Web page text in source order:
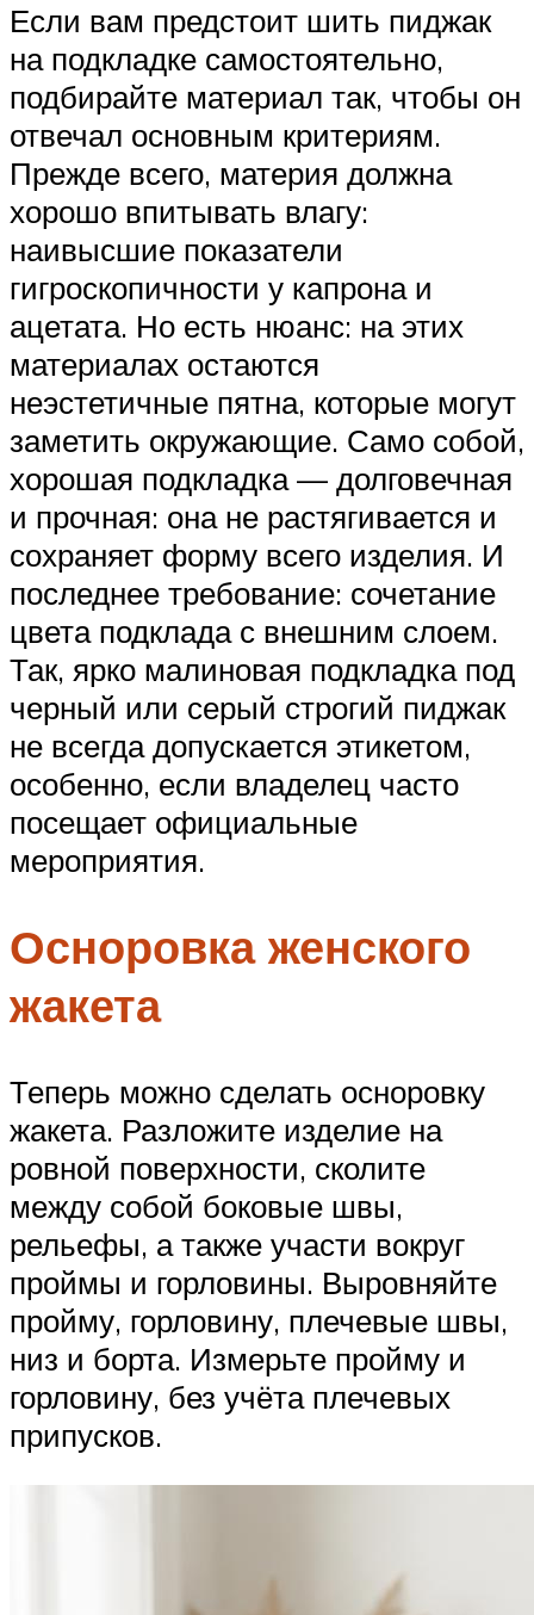
Если вам предстоит шить пиджак
на подкладке самостоятельно,
подбирайте материал так, чтобы он
отвечал основным критериям.
Прежде всего, материя должна
хорошо впитывать влагу:
наивысшие показатели
гигроскопичности у капрона и
ацетата. Но есть нюанс: на этих
материалах остаются
неэстетичные пятна, которые могут
заметить окружающие. Само собой,
хорошая подкладка — долговечная
и прочная: она не растягивается и
сохраняет форму всего изделия. И
последнее требование: сочетание
цвета подклада с внешним слоем.
Так, ярко малиновая подкладка под
черный или серый строгий пиджак
не всегда допускается этикетом,
особенно, если владелец часто
посещает официальные
мероприятия.
Осноровка женского
жакета
Теперь можно сделать осноровку
жакета. Разложите изделие на
ровной поверхности, сколите
между собой боковые швы,
рельефы, а также участи вокруг
проймы и горловины. Выровняйте
пройму, горловину, плечевые швы,
низ и борта. Измерьте пройму и
горловину, без учёта плечевых
припусков.